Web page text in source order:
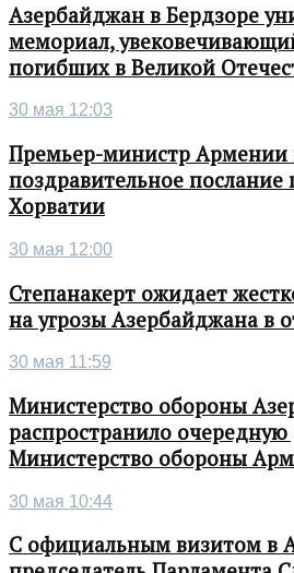
Азербайджан в Бердзоре
мемориал,
погибших в Великой
30 мая 12:03
Премьер-министр Армении
поздравительное
Хорватии
30 мая 12:00
Степанакерт ожидает
на угрозы Азербайджана в
30 мая 11:59
Министерство обороны
распространило
Министерство обороны
30 мая 10:44
С официальным визитом в